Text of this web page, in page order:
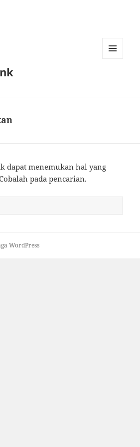
dapat menemukan hal yang
pada pencarian.
WordPress